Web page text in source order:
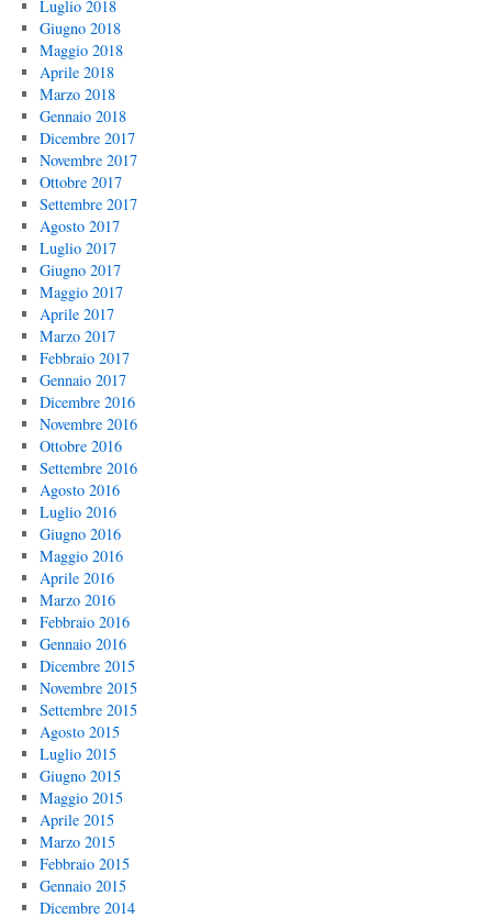
Luglio 2018
Giugno 2018
Maggio 2018
Aprile 2018
Marzo 2018
Gennaio 2018
Dicembre 2017
Novembre 2017
Ottobre 2017
Settembre 2017
Agosto 2017
Luglio 2017
Giugno 2017
Maggio 2017
Aprile 2017
Marzo 2017
Febbraio 2017
Gennaio 2017
Dicembre 2016
Novembre 2016
Ottobre 2016
Settembre 2016
Agosto 2016
Luglio 2016
Giugno 2016
Maggio 2016
Aprile 2016
Marzo 2016
Febbraio 2016
Gennaio 2016
Dicembre 2015
Novembre 2015
Settembre 2015
Agosto 2015
Luglio 2015
Giugno 2015
Maggio 2015
Aprile 2015
Marzo 2015
Febbraio 2015
Gennaio 2015
Dicembre 2014